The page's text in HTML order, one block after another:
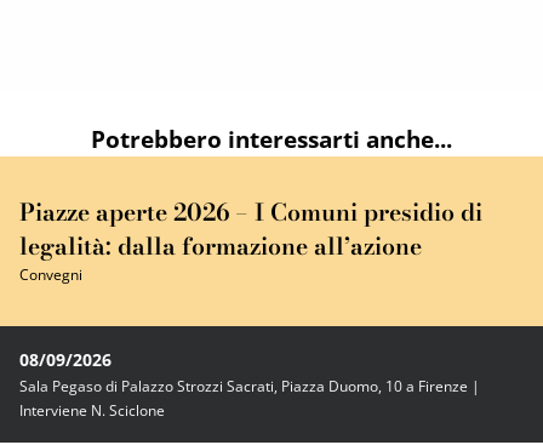
Potrebbero interessarti anche...
Piazze aperte 2026 – I Comuni presidio di
legalità: dalla formazione all’azione
Convegni
08/09/2026
Sala Pegaso di Palazzo Strozzi Sacrati, Piazza Duomo, 10 a Firenze |
Interviene N. Sciclone